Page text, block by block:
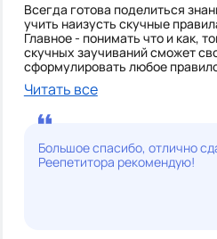
Всегда готова поделиться
учить наизусть скучные
Главное - понимать что и как,
скучных заучиваний сможет
сформулировать любое
знания будут прочными и
Готовлю к ОГЭ и ЕГЭ, мои
На уроках придерживаюсь трех
Читать все
Большое спасибо, отлично
Реепетитора рекомендую!